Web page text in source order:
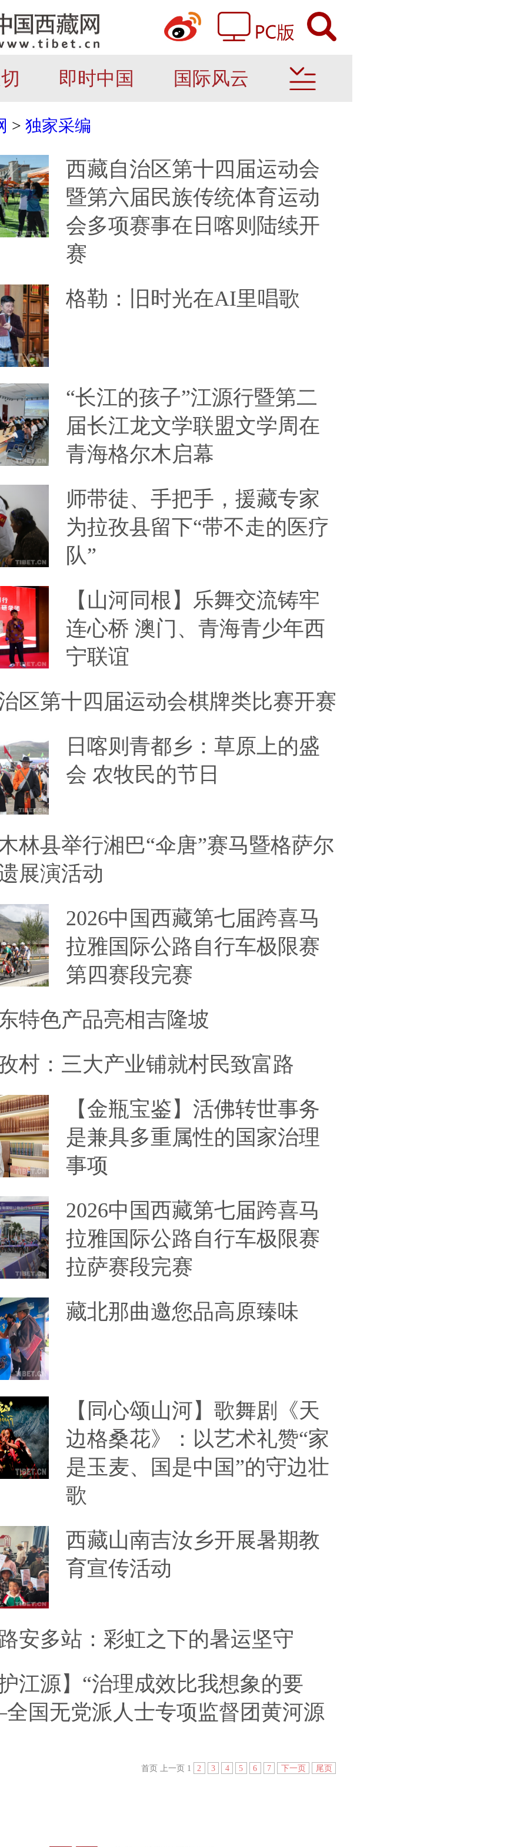
即时中国 国际风云
> 独家采编
西藏自治区第十四届运动会
暨第六届民族传统体育运动
会多项赛事在日喀则陆续开
赛
格勒：旧时光在AI里唱歌
“长江的孩子”江源行暨第二
届长江龙文学联盟文学周在
青海格尔木启幕
师带徒、手把手，援藏专家
为拉孜县留下“带不走的医疗
队”
【山河同根】乐舞交流铸牢
连心桥 澳门、青海青少年西
宁联谊
区第十四届运动会棋牌类比赛开赛
日喀则青都乡：草原上的盛
会 农牧民的节日
林县举行湘巴“伞唐”赛马暨格萨尔
展演活动
2026中国西藏第七届跨喜马
拉雅国际公路自行车极限赛
第四赛段完赛
特色产品亮相吉隆坡
村：三大产业铺就村民致富路
【金瓶宝鉴】活佛转世事务
是兼具多重属性的国家治理
事项
2026中国西藏第七届跨喜马
拉雅国际公路自行车极限赛
拉萨赛段完赛
藏北那曲邀您品高原臻味
【同心颂山河】歌舞剧《天
边格桑花》：以艺术礼赞“家
是玉麦、国是中国”的守边壮
歌
西藏山南吉汝乡开展暑期教
育宣传活动
安多站：彩虹之下的暑运坚守
江源】“治理成效比我想象的要
国无党派人士专项监督团黄河源
首页 上一页 1 2 3 4 5 6 7 下一页 尾页